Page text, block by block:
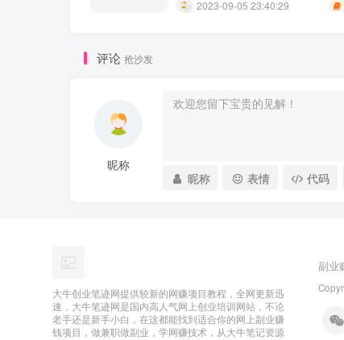
2023-09-05 23:40:29
评论 抢沙发
昵称
昵称 表情 代码
大牛创业笔迹网提供较新的网赚项目教程，全网更新迅
速，大牛笔迹网是国内高人气网上创业培训网站，不论
老手还是新手小白，在这都能找到适合你的网上副业赚
钱项目，做兼职做副业，学网赚技术，从大牛笔记资源
副业